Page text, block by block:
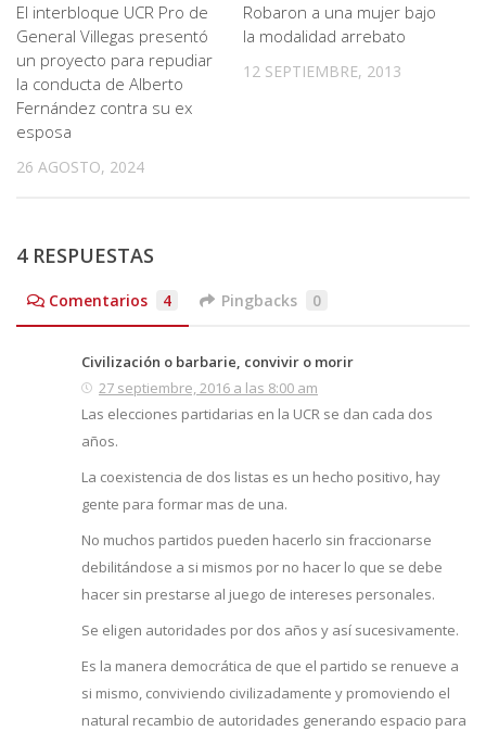
El interbloque UCR Pro de
General Villegas presentó
un proyecto para repudiar
la conducta de Alberto
Fernández contra su ex
esposa
26 AGOSTO, 2024
Robaron a una mujer bajo
la modalidad arrebato
12 SEPTIEMBRE, 2013
4 RESPUESTAS
Comentarios 4 Pingbacks 0
Civilización o barbarie, convivir o morir
27 septiembre, 2016 a las 8:00 am
Las elecciones partidarias en la UCR se dan cada dos
años.
La coexistencia de dos listas es un hecho positivo, hay
gente para formar mas de una.
No muchos partidos pueden hacerlo sin fraccionarse
debilitándose a si mismos por no hacer lo que se debe
hacer sin prestarse al juego de intereses personales.
Se eligen autoridades por dos años y así sucesivamente.
Es la manera democrática de que el partido se renueve a
si mismo, conviviendo civilizadamente y promoviendo el
natural recambio de autoridades generando espacio para